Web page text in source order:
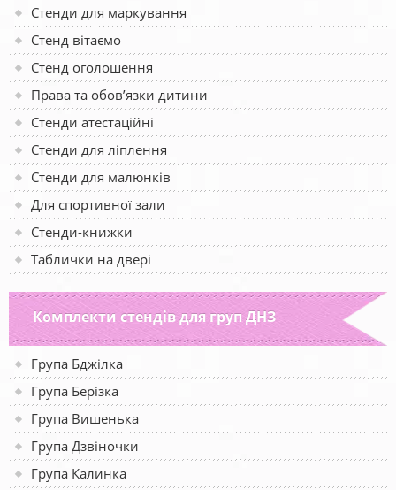
Стенди для маркування
Стенд вітаємо
Стенд оголошення
Права та обов’язки дитини
Стенди атестаційні
Стенди для ліплення
Стенди для малюнків
Для спортивної зали
Стенди-книжки
Таблички на двері
Комплекти стендів для груп ДНЗ
Група Бджілка
Група Берізка
Група Вишенька
Група Дзвіночки
Група Калинка